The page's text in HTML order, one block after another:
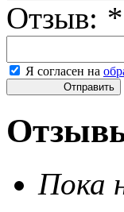
Отзыв: *
Я согласен на
Отправить
Пока